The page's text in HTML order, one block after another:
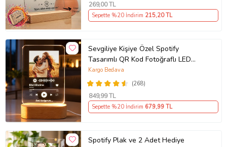
269,00 TL
Sepette %20 İndirim 215,20 TL
Sevgiliye Kişiye Özel Spotify
Tasarımlı QR Kod Fotoğraflı LED
Gece Lambası Ahşap Kaideli Hediye
(268)
Kargo Bedava
849,99 TL
Sepette %20 İndirim 679,99 TL
Spotify Plak ve 2 Adet Hediye